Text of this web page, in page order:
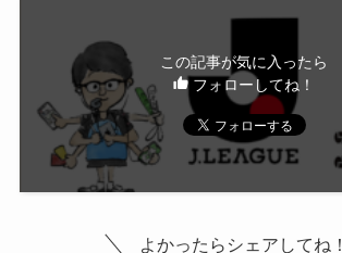
この記事が気に入ったら
フォローしてね！
よかったらシェアしてね！